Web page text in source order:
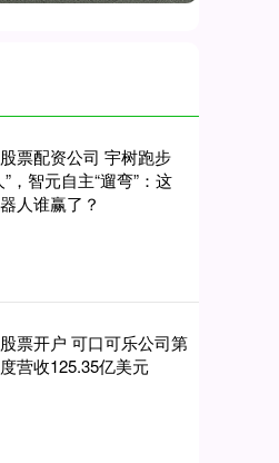
票配资公司 宇树跑步
”，智元自主“遛弯”：这
人谁赢了？
票开户 可口可乐公司第
营收125.35亿美元